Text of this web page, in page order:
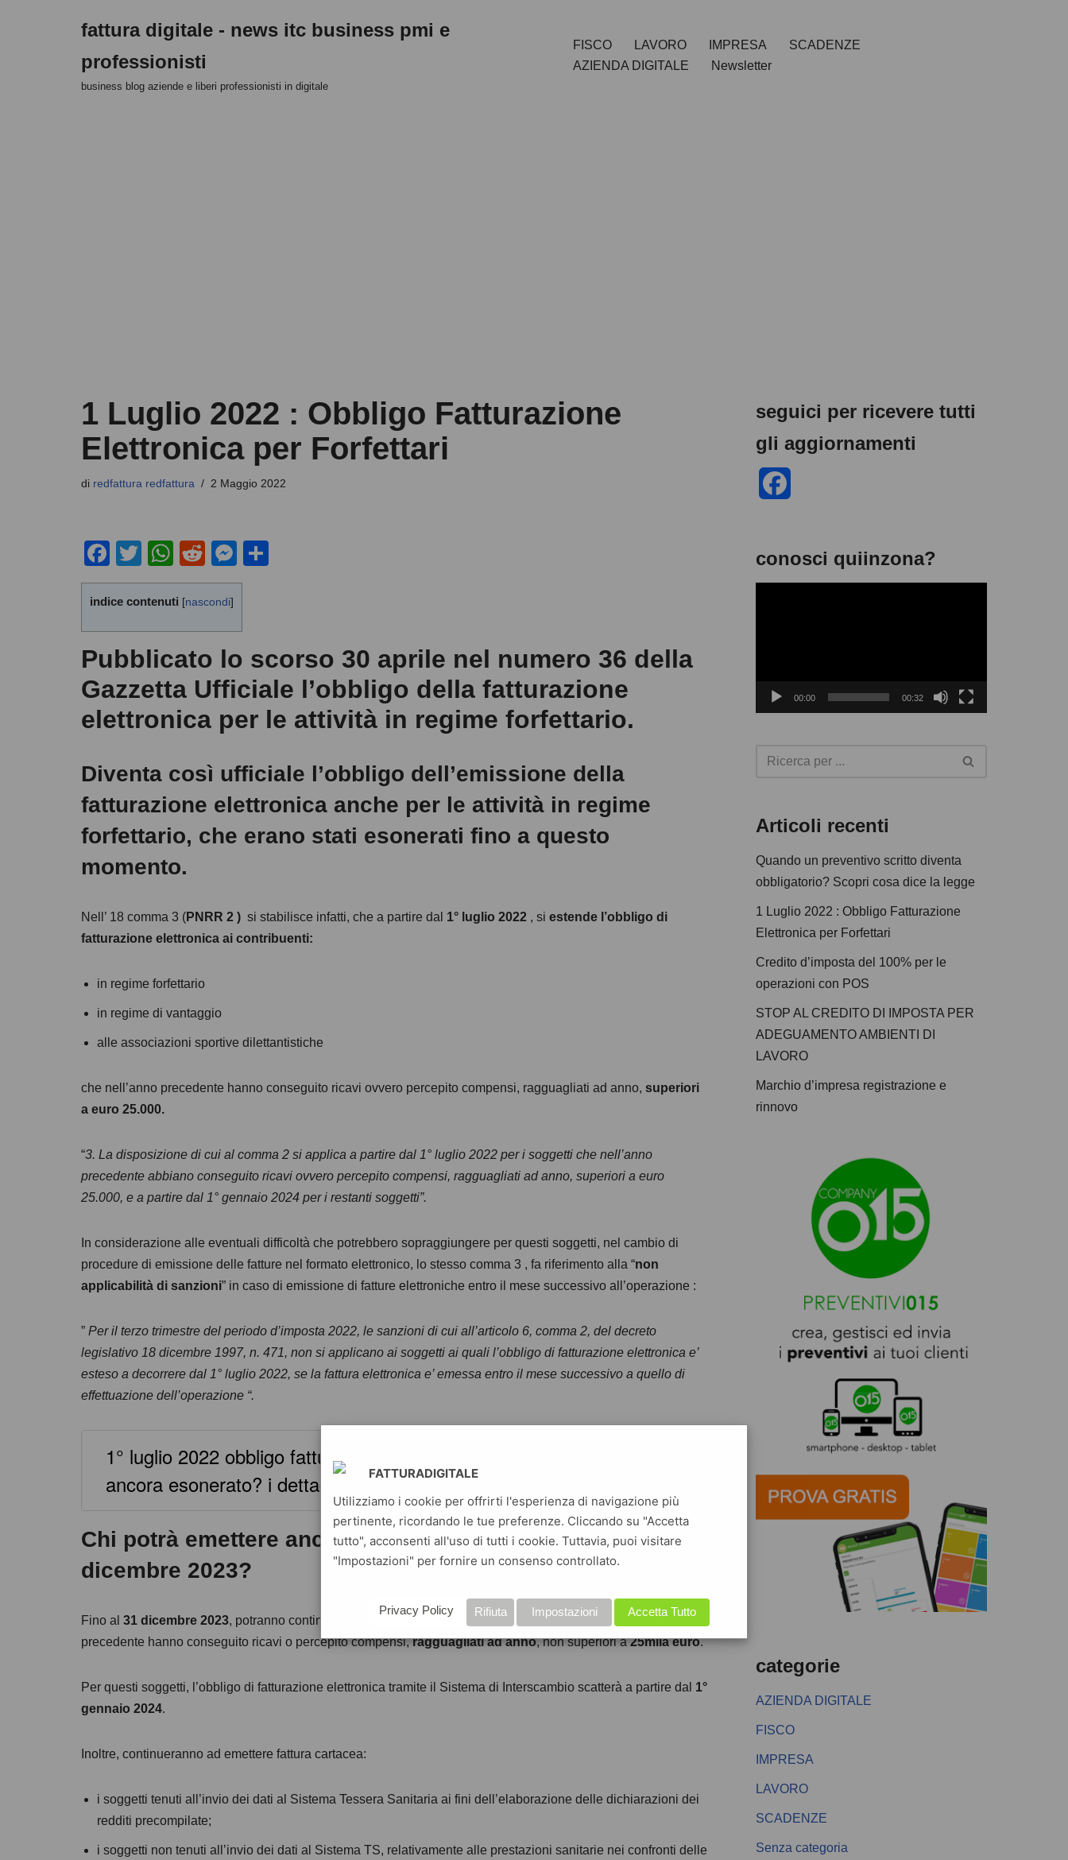
fattura digitale - news itc business pmi e
professionisti
business blog aziende e liberi professionisti in digitale
FISCO LAVORO IMPRESA
SCADENZE
AZIENDA DIGITALE
Newsletter
1 Luglio 2022 : Obbligo Fatturazione
Elettronica per Forfettari
di redfattura redfattura 2 Maggio 2022
F
a
c
e
b
o
o
k
T
wi
tt
er
W
h
at
s
A
p
p
R
e
d
di
t
M
e
e
n
g
er
vi
di
indice contenuti [nascondi]
Pubblicato lo scorso 30 aprile nel numero 36 della
Gazzetta Ufficiale l’obbligo della fatturazione
elettronica per le attività in regime forfettario.
Diventa così ufficiale l’obbligo dell’emissione della
fatturazione elettronica anche per le attività in regime
forfettario, che erano stati esonerati fino a questo
momento.
Nell’ 18 comma 3 (PNRR 2 ) si stabilisce infatti, che a partire dal 1° luglio 2022 , si estende l’obbligo di
fatturazione elettronica ai contribuenti:
in regime forfettario
in regime di vantaggio
alle associazioni sportive dilettantistiche
che nell’anno precedente hanno conseguito ricavi ovvero percepito compensi, ragguagliati ad anno, superiori
a euro 25.000.
“3. La disposizione di cui al comma 2 si applica a partire dal 1° luglio 2022 per i soggetti che nell’anno
precedente abbiano conseguito ricavi ovvero percepito compensi, ragguagliati ad anno, superiori a euro
25.000, e a partire dal 1° gennaio 2024 per i restanti soggetti”.
In considerazione alle eventuali difficoltà che potrebbero sopraggiungere per questi soggetti, nel cambio di
procedure di emissione delle fatture nel formato elettronico, lo stesso comma 3 , fa riferimento alla “non
applicabilità di sanzioni” in caso di emissione di fatture elettroniche entro il mese successivo all’operazione :
” Per il terzo trimestre del periodo d’imposta 2022, le sanzioni di cui all’articolo 6, comma 2, del decreto
legislativo 18 dicembre 1997, n. 471, non si applicano ai soggetti ai quali l’obbligo di fatturazione elettronica e’
esteso a decorrere dal 1° luglio 2022, se la fattura elettronica e’ emessa entro il mese successivo a quello di
effettuazione dell’operazione “.
1° luglio 2022 obbligo fatturazione elettronica per forfettari, chi è
ancora esonerato? i dettagli su fatturadigitale.com
Chi potrà emettere ancora fattura cartacea fino al 31
dicembre 2023?
Fino al 31 dicembre 2023, potranno continuare a emettere fattura cartacea le piccole Partite IVA che nell’anno
precedente hanno conseguito ricavi o percepito compensi,ragguagliati ad anno, non superiori a25mila euro.
Per questi soggetti, l’obbligo di fatturazione elettronica tramite il Sistema di Interscambio scatterà a partire dal 1°
gennaio 2024.
Inoltre, continueranno ad emettere fattura cartacea:
i soggetti tenuti all’invio dei dati al Sistema Tessera Sanitaria ai fini dell’elaborazione delle dichiarazioni dei
redditi precompilate;
i soggetti non tenuti all’invio dei dati al Sistema TS, relativamente alle prestazioni sanitarie nei confronti delle
seguici per ricevere tutti
gli aggiornamenti
k
conosci quiinzona?
00:00 00:32
Articoli recenti
Quando un preventivo scritto diventa
obbligatorio? Scopri cosa dice la legge
1 Luglio 2022 : Obbligo Fatturazione
Elettronica per Forfettari
Credito d’imposta del 100% per le
operazioni con POS
STOP AL CREDITO DI IMPOSTA PER
ADEGUAMENTO AMBIENTI DI
LAVORO
Marchio d’impresa registrazione e
rinnovo
categorie
AZIENDA DIGITALE
FISCO
IMPRESA
LAVORO
SCADENZE
Senza categoria
FATTURADIGITALE
Utilizziamo i cookie per offrirti l'esperienza di navigazione più
pertinente, ricordando le tue preferenze. Cliccando su "Accetta
tutto", acconsenti all'uso di tutti i cookie. Tuttavia, puoi visitare
"Impostazioni" per fornire un consenso controllato.
Accetta Tutto
Impostazioni
Rifiuta
Privacy Policy